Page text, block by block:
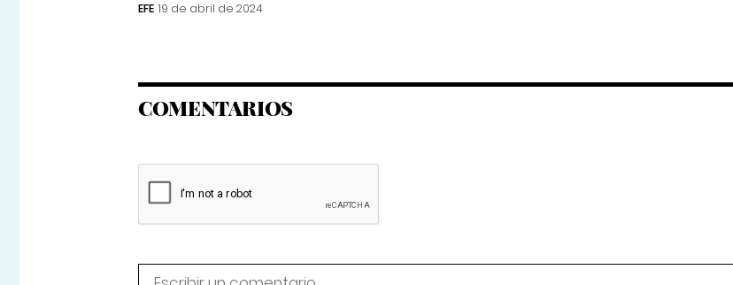
EFE 19 de abril de 2024
COMENTARIOS